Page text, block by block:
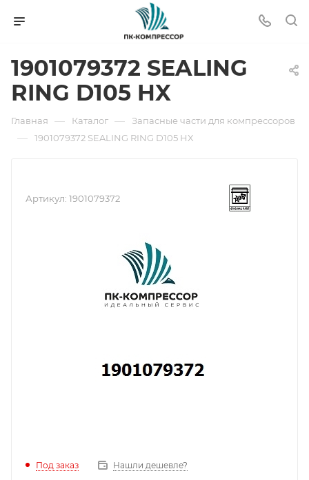
1901079372 SEALING
RING D105 HX
Главная — Каталог — Запасные части для компрессоров
— 1901079372 SEALING RING D105 HX
Артикул: 1901079372
Под заказ Нашли дешевле?